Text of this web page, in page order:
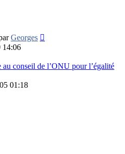
Georges
14:06
au conseil de l’ONU pour l’égalité
01:18